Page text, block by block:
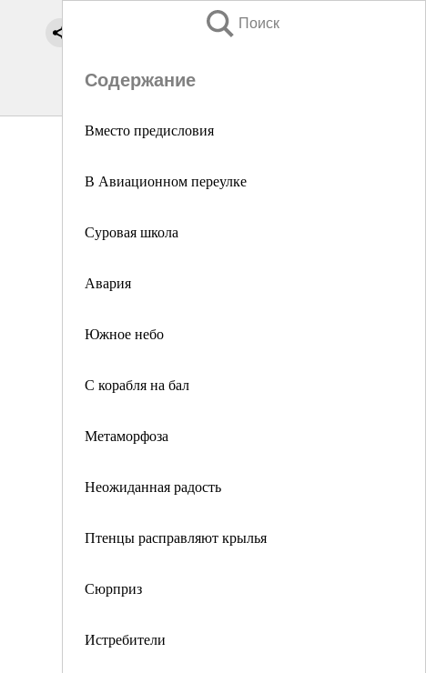
Поиск
Содержание
Вместо предисловия
В Авиационном переулке
Суровая школа
Авария
Южное небо
С корабля на бал
Метаморфоза
Неожиданная радость
Птенцы расправляют крылья
Сюрприз
Истребители